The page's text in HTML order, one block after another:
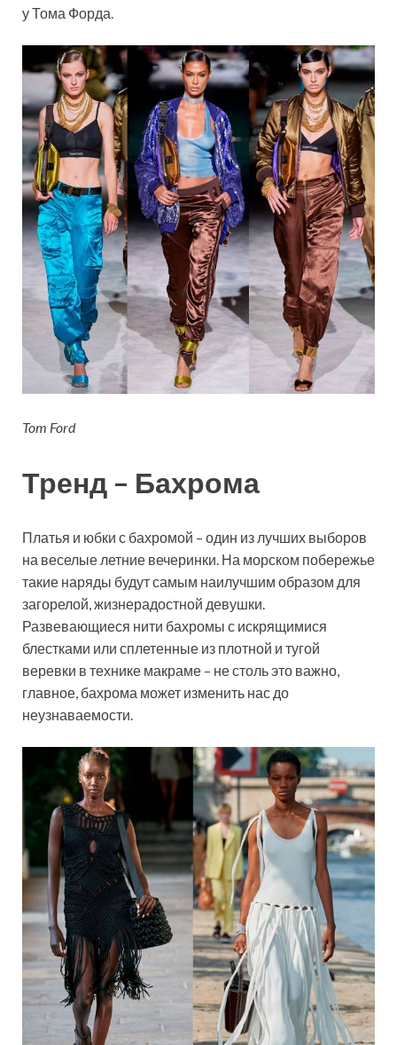
у Тома Форда.
Tom Ford
Тренд – Бахрома
Платья и юбки с бахромой – один из лучших выборов
на веселые летние вечеринки. На морском побережье
такие наряды будут самым наилучшим образом для
загорелой, жизнерадостной девушки.
Развевающиеся нити бахромы с искрящимися
блестками или сплетенные из плотной и тугой
веревки в технике макраме – не столь это важно,
главное, бахрома может изменить нас до
неузнаваемости.